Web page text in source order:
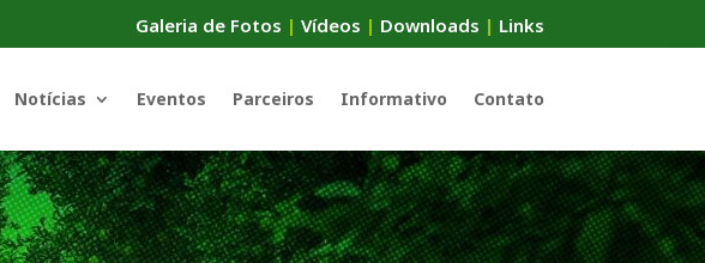
Galeria de Fotos | Vídeos | Downloads | Links
Notícias Eventos Parceiros Informativo Contato